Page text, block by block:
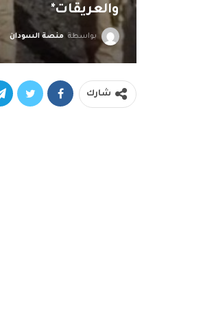
والعريقات*
بواسطة منصة السودان
شارك